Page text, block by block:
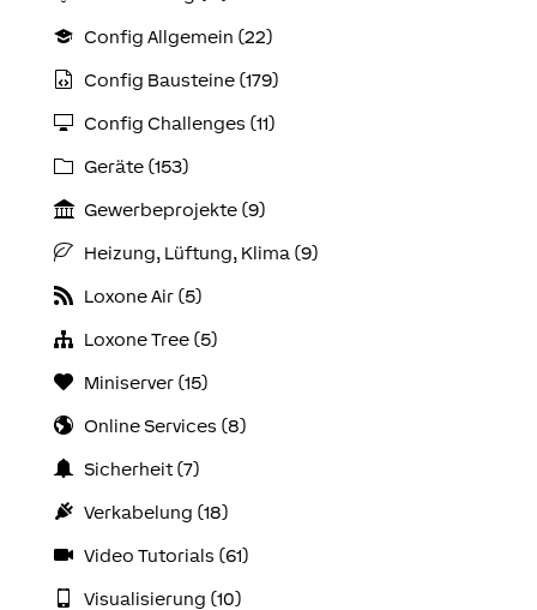
Config Allgemein (22)
Config Bausteine (179)
Config Challenges (11)
Geräte (153)
Gewerbeprojekte (9)
Heizung, Lüftung, Klima (9)
Loxone Air (5)
Loxone Tree (5)
Miniserver (15)
Online Services (8)
Sicherheit (7)
Verkabelung (18)
Video Tutorials (61)
Visualisierung (10)